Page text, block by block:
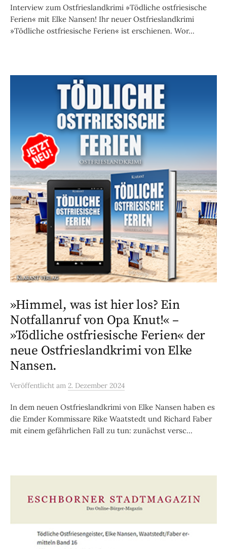
Interview zum Ostfrieslandkrimi »Tödliche ostfriesische
Ferien« mit Elke Nansen! Ihr neuer Ostfrieslandkrimi
»Tödliche ostfriesische Ferien« ist erschienen. Wor...
»Himmel, was ist hier los? Ein
Notfallanruf von Opa Knut!« –
»Tödliche ostfriesische Ferien« der
neue Ostfrieslandkrimi von Elke
Nansen.
Veröffentlicht am 2. Dezember 2024
In dem neuen Ostfrieslandkrimi von Elke Nansen haben es
die Emder Kommissare Rike Waatstedt und Richard Faber
mit einem gefährlichen Fall zu tun: zunächst versc...